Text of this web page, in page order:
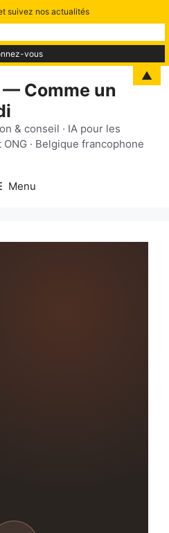
— Comme un
& conseil · IA pour les
ONG · Belgique francophone
Menu
suivez nos actualités
▲